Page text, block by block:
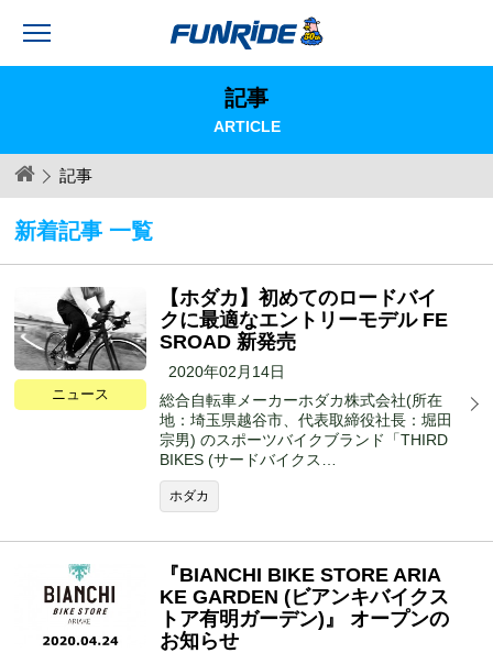
記事
ARTICLE
記事
新着記事 一覧
ニュース
【ホダカ】初めてのロードバイ
クに最適なエントリーモデル FE
SROAD 新発売
2020年02月14日
総合自転車メーカーホダカ株式会社(所在
地：埼玉県越谷市、代表取締役社長：堀田
宗男) のスポーツバイクブランド「THIRD
BIKES (サードバイクス…
ホダカ
『BIANCHI BIKE STORE ARIA
KE GARDEN (ビアンキバイクス
トア有明ガーデン)』 オープンの
お知らせ